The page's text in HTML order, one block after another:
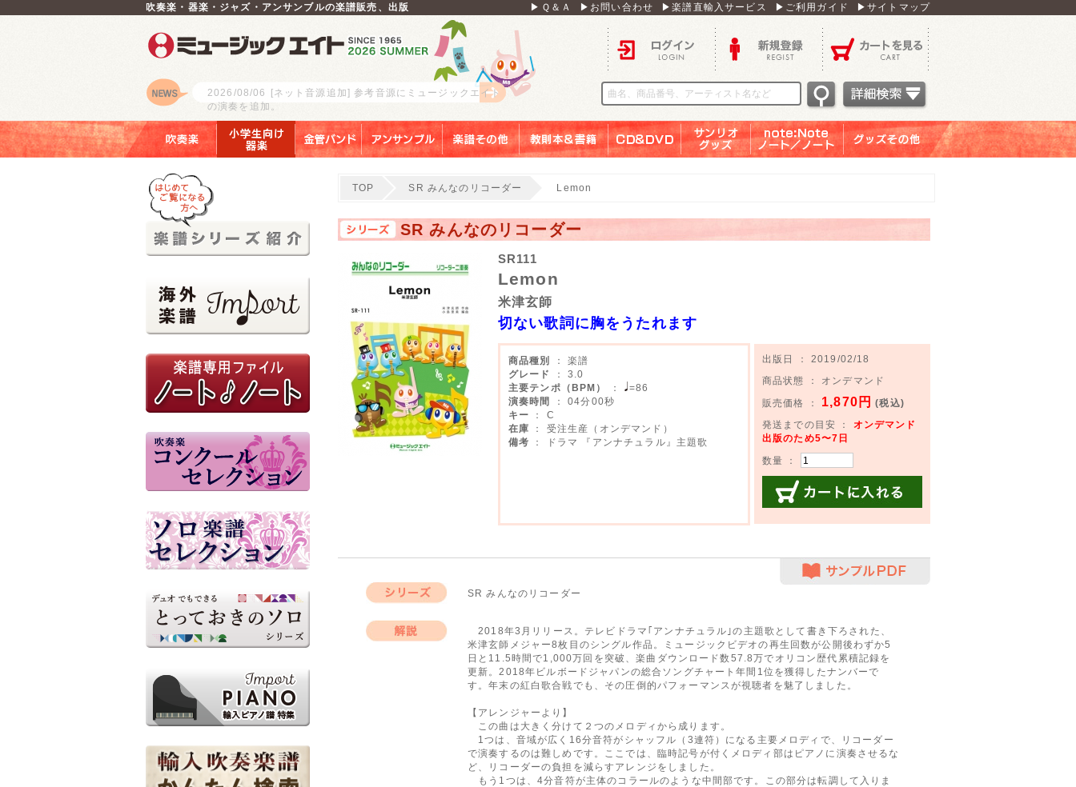
吹奏楽・器楽・ジャズ・アンサンブルの楽譜販売、出版 ▶Ｑ＆Ａ ▶お問い合わせ ▶楽譜直輸入サービス ▶ご利用ガイド ▶サイトマップ
ロゴ
2026/08/06
[ネット音源追加] 参考音源にミュージックエイト
の演奏を追加。
TOP SR みんなのリコーダー Lemon
SR みんなのリコーダー
SR111
Lemon
米津玄師
切ない歌詞に胸をうたれます
商品種別
： 楽譜
グレード
： 3.0
主要テンポ（BPM）
：
=86
演奏時間
： 04分00秒
キー
： C
在庫
： 受注生産（オンデマンド）
備考
： ドラマ 『アンナチュラル』主題歌
出版日 ： 2019/02/18
商品状態 ： オンデマンド
販売価格 ： 1,870円 (税込)
発送までの目安 ：
オンデマンド
出版のため5〜7日
数量 ：
SR みんなのリコーダー
2018年3月リリース。テレビドラマ｢アンナチュラル｣の主題歌として書き下ろされた、
米津玄師メジャー8枚目のシングル作品。ミュージックビデオの再生回数が公開後わずか5
日と11.5時間で1,000万回を突破、楽曲ダウンロード数57.8万でオリコン歴代累積記録を
更新。2018年ビルボードジャパンの総合ソングチャート年間1位を獲得したナンバーで
す。年末の紅白歌合戦でも、その圧倒的パフォーマンスが視聴者を魅了しました。
【アレンジャーより】
この曲は大きく分けて２つのメロディから成ります。
1つは、音域が広く16分音符がシャッフル（3連符）になる主要メロディで、リコーダー
で演奏するのは難しめです。ここでは、臨時記号が付くメロディ部はピアノに演奏させるな
ど、リコーダーの負担を減らすアレンジをしました。
もう1つは、4分音符が主体のコラールのような中間部です。この部分は転調して入りま